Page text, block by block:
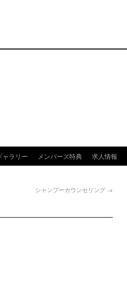
ャラリー メンバーズ特典 求人情報
シャンプーカウンセリング →